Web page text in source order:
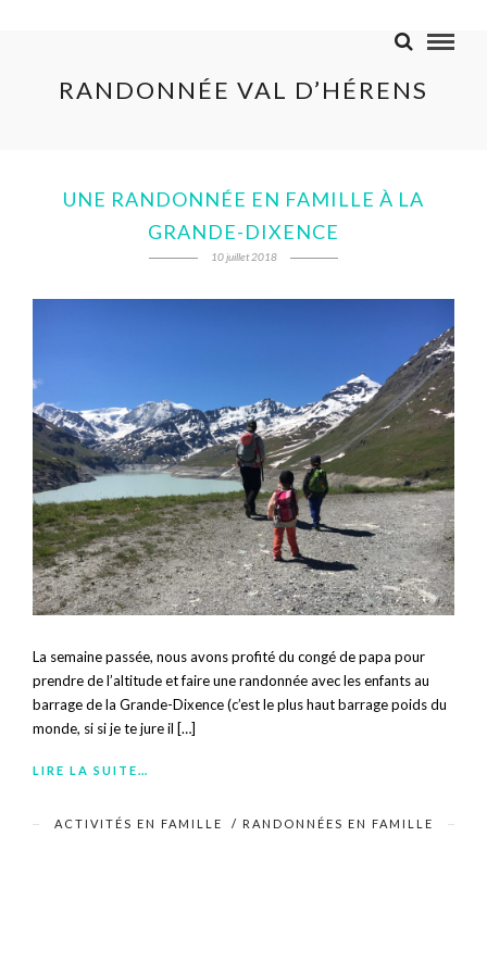
RANDONNÉE VAL D’HÉRENS
UNE RANDONNÉE EN FAMILLE À LA
GRANDE-DIXENCE
10 juillet 2018
La semaine passée, nous avons profité du congé de papa pour
prendre de l’altitude et faire une randonnée avec les enfants au
barrage de la Grande-Dixence (c’est le plus haut barrage poids du
monde, si si je te jure il […]
LIRE LA SUITE…
ACTIVITÉS EN FAMILLE / RANDONNÉES EN FAMILLE